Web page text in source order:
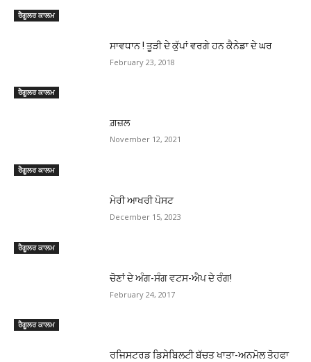
ਰੈਗੂਲਰ ਕਾਲਮ
ਰੈਗੂਲਰ ਕਾਲਮ
ਸਾਵਧਾਨ ! ਤੂੜੀ ਦੇ ਕੁੱਪਾਂ ਵਰਗੇ ਹਨ ਕੈਨੇਡਾ ਦੇ ਘਰ
February 23, 2018
ਰੈਗੂਲਰ ਕਾਲਮ
ਗ਼ਜ਼ਲ
November 12, 2021
ਰੈਗੂਲਰ ਕਾਲਮ
ਮੇਰੀ ਆਖਰੀ ਪੋਸਟ
December 15, 2023
ਰੈਗੂਲਰ ਕਾਲਮ
ਚੋਣਾਂ ਦੇ ਅੰਗ-ਸੰਗ ਵਟਸ-ਐਪ ਦੇ ਰੰਗ!
February 24, 2017
ਰਜਿਸਟਰਡ ਡਿਸੇਬਿਲਟੀ ਬੱਚਤ ਖਾਤਾ-ਅਨਮੋਲ ਤੋਹਫਾ